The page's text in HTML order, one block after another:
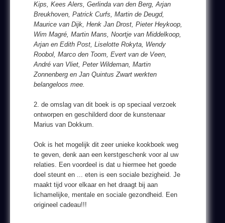
Kips, Kees Alers, Gerlinda van den Berg, Arjan
Breukhoven, Patrick Curfs, Martin de Deugd,
Maurice van Dijk, Henk Jan Drost, Pieter Heykoop,
Wim Magré, Martin Mans, Noortje van Middelkoop,
Arjan en Edith Post, Liselotte Rokyta, Wendy
Roobol, Marco den Toom, Evert van de Veen,
André van Vliet, Peter Wildeman, Martin
Zonnenberg en Jan Quintus Zwart werkten
belangeloos mee.
2. de omslag van dit boek is op speciaal verzoek
ontworpen en geschilderd door de kunstenaar
Marius van Dokkum.
Ook is het mogelijk dit zeer unieke kookboek weg
te geven, denk aan een kerstgeschenk voor al uw
relaties. Een voordeel is dat u hiermee het goede
doel steunt en ... eten is een sociale bezigheid. Je
maakt tijd voor elkaar en het draagt bij aan
lichamelijke, mentale en sociale gezondheid. Een
origineel cadeau!!!